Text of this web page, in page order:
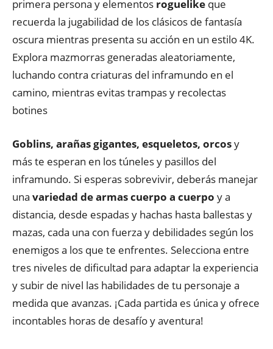
primera persona y elementos roguelike que
recuerda la jugabilidad de los clásicos de fantasía
oscura mientras presenta su acción en un estilo 4K.
Explora mazmorras generadas aleatoriamente,
luchando contra criaturas del inframundo en el
camino, mientras evitas trampas y recolectas
botines
Goblins, arañas gigantes, esqueletos, orcosy
más te esperan en los túneles y pasillos del
inframundo. Si esperas sobrevivir, deberás manejar
una variedad de armas cuerpo a cuerpo y a
distancia, desde espadas y hachas hasta ballestas y
mazas, cada una con fuerza y debilidades según los
enemigos a los que te enfrentes. Selecciona entre
tres niveles de dificultad para adaptar la experiencia
y subir de nivel las habilidades de tu personaje a
medida que avanzas. ¡Cada partida es única y ofrece
incontables horas de desafío y aventura!